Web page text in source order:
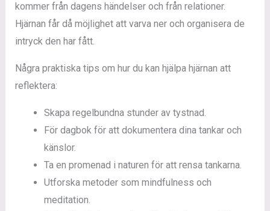
kommer från dagens händelser och från relationer.
Hjärnan får då möjlighet att varva ner och organisera de
intryck den har fått.
Några praktiska tips om hur du kan hjälpa hjärnan att
reflektera:
Skapa regelbundna stunder av tystnad.
För dagbok för att dokumentera dina tankar och
känslor.
Ta en promenad i naturen för att rensa tankarna.
Utforska metoder som mindfulness och
meditation.